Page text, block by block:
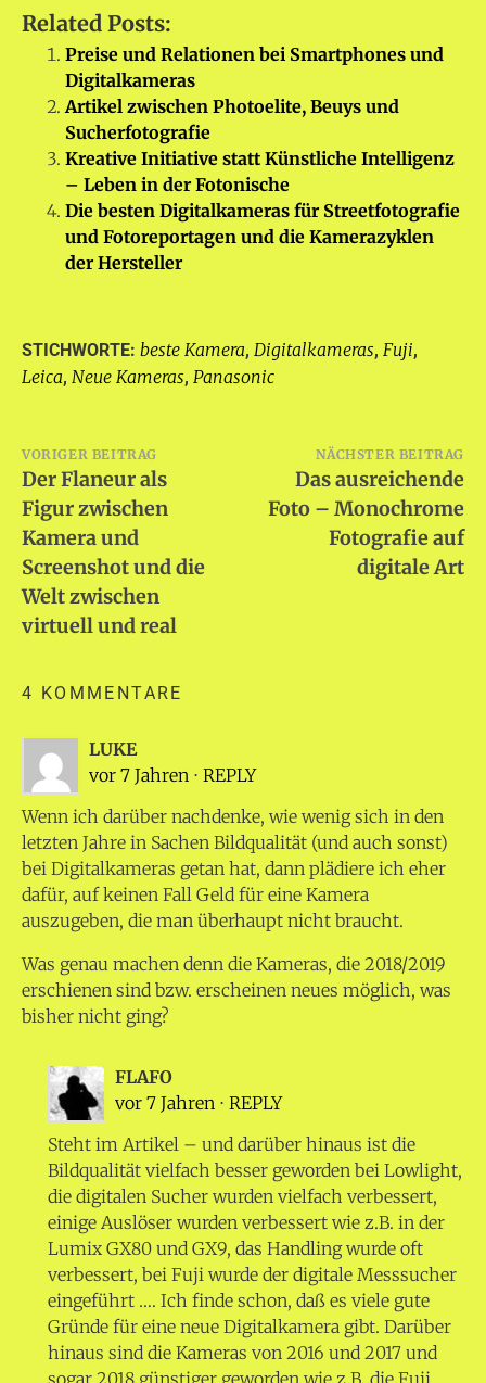
Related Posts:
Preise und Relationen bei Smartphones und
Digitalkameras
Artikel zwischen Photoelite, Beuys und
Sucherfotografie
Kreative Initiative statt Künstliche Intelligenz
– Leben in der Fotonische
Die besten Digitalkameras für Streetfotografie
und Fotoreportagen und die Kamerazyklen
der Hersteller
STICHWORTE: beste Kamera, Digitalkameras, Fuji,
Leica, Neue Kameras, Panasonic
Beitragsnavigation
VORIGER BEITRAG
Der Flaneur als
Figur zwischen
Kamera und
Screenshot und die
Welt zwischen
virtuell und real
NÄCHSTER BEITRAG
Das ausreichende
Foto – Monochrome
Fotografie auf
digitale Art
4 KOMMENTARE
LUKE
vor 7 Jahren ⋅ REPLY
Wenn ich darüber nachdenke, wie wenig sich in den
letzten Jahre in Sachen Bildqualität (und auch sonst)
bei Digitalkameras getan hat, dann plädiere ich eher
dafür, auf keinen Fall Geld für eine Kamera
auszugeben, die man überhaupt nicht braucht.
Was genau machen denn die Kameras, die 2018/2019
erschienen sind bzw. erscheinen neues möglich, was
bisher nicht ging?
FLAFO
vor 7 Jahren ⋅ REPLY
Steht im Artikel – und darüber hinaus ist die
Bildqualität vielfach besser geworden bei Lowlight,
die digitalen Sucher wurden vielfach verbessert,
einige Auslöser wurden verbessert wie z.B. in der
Lumix GX80 und GX9, das Handling wurde oft
verbessert, bei Fuji wurde der digitale Messsucher
eingeführt …. Ich finde schon, daß es viele gute
Gründe für eine neue Digitalkamera gibt. Darüber
hinaus sind die Kameras von 2016 und 2017 und